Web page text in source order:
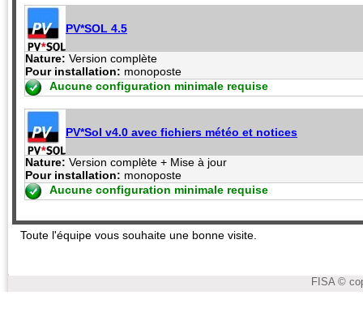
PV*SOL 4.5
Nature: Version complète
Pour installation: monoposte
Aucune configuration minimale requise
PV*Sol v4.0 avec fichiers météo et notices
Nature: Version complète + Mise à jour
Pour installation: monoposte
Aucune configuration minimale requise
Toute l'équipe vous souhaite une bonne visite.
FISA ©